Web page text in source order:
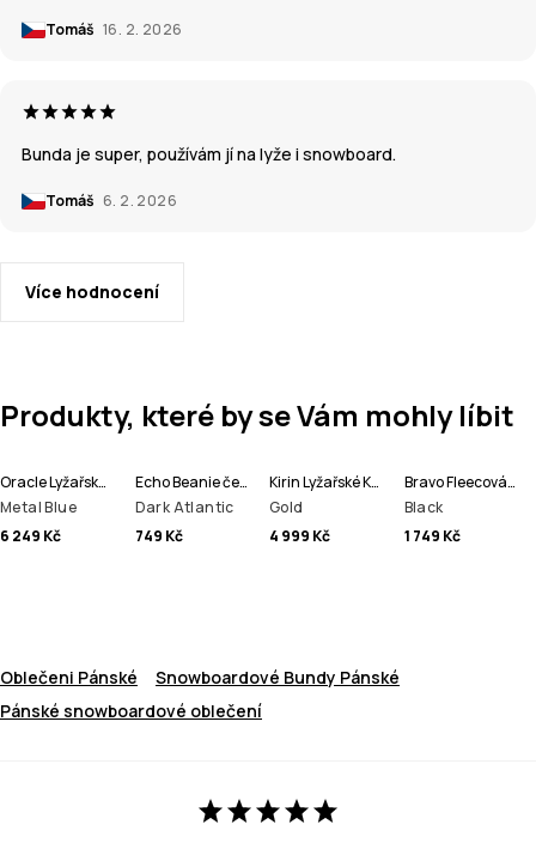
Tomáš 16. 2. 2026
Bunda je super, používám jí na lyže i snowboard.
Tomáš 6. 2. 2026
Více hodnocení
Produkty, které by se Vám mohly líbit
Oracle Lyžařská Bunda Pánské
Metal Blue
6 249 Kč
Echo Beanie čepice
Dark Atlantic
749 Kč
Kirin Lyžařské Kalhoty Pánské
Gold
4 999 Kč
Bravo Fleecová Mikina Pánské
Black
1 749 Kč
Oblečeni Pánské
Snowboardové Bundy Pánské
Pánské snowboardové oblečení